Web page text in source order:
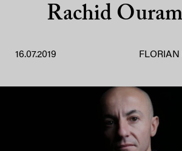
Rachid
16.07.2019